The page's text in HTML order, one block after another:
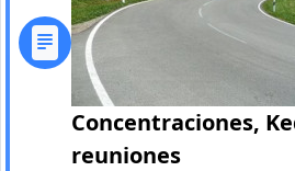
Concentraciones,
reuniones